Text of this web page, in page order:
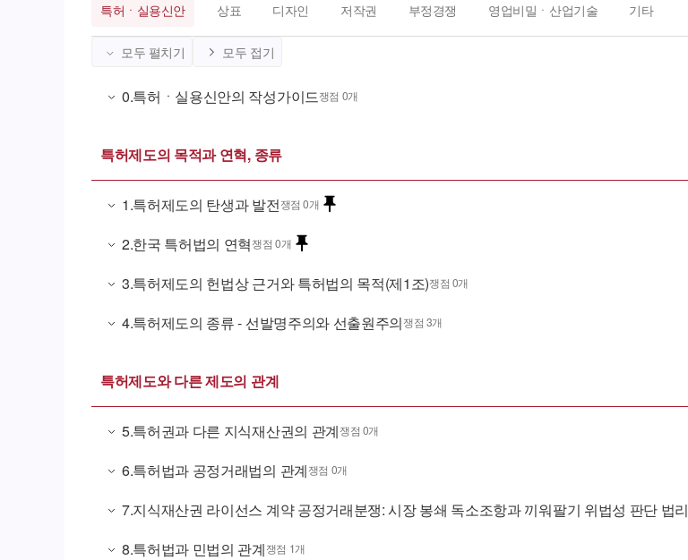
특허ㆍ실용신안 상표 디자인 저작권 부정경쟁 영업비밀ㆍ산업기술 기타
모두 펼치기 모두 접기
0.특허ㆍ실용신안의 작성가이드쟁점 0개
특허제도의 목적과 연혁, 종류
1.특허제도의 탄생과 발전쟁점 0개
2.한국 특허법의 연혁쟁점 0개
3.특허제도의 헌법상 근거와 특허법의 목적(제1조)쟁점 0개
4.특허제도의 종류 - 선발명주의와 선출원주의쟁점 3개
특허제도와 다른 제도의 관계
5.특허권과 다른 지식재산권의 관계쟁점 0개
6.특허법과 공정거래법의 관계쟁점 0개
7.지식재산권 라이선스 계약 공정거래분쟁: 시장 봉쇄 독소조항과 끼워팔기 위법성 판단 법리
8.특허법과 민법의 관계쟁점 1개